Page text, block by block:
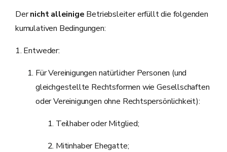
Dernicht alleinige Betriebsleiter erfüllt die folgenden
kumulativen Bedingungen:
1. Entweder:
Für Vereinigungen natürlicher Personen (und
gleichgestellte Rechtsformen wie Gesellschaften
oder Vereinigungen ohne Rechtspersönlichkeit):
Teilhaber oder Mitglied;
Mitinhaber Ehegatte;